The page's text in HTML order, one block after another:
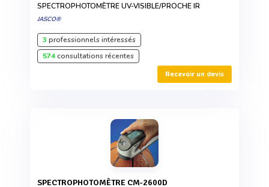
SPECTROPHOTOMÈTRE UV-VISIBLE/PROCHE IR
JASCO®
3 professionnels intéressés
574consultations récentes
Recevoir un devis
SPECTROPHOTOMÈTRE CM-2600D